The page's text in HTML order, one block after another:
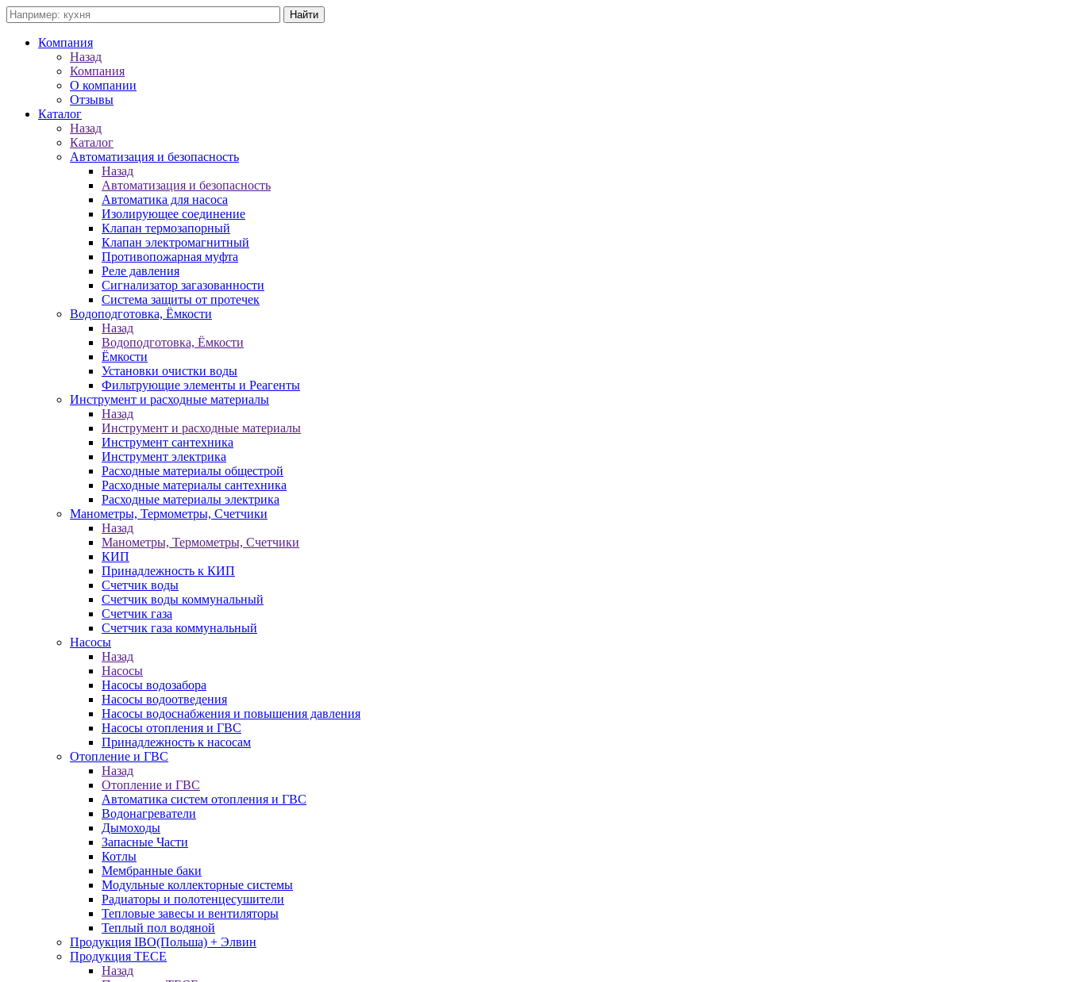
Компания
Назад
Компания
О компании
Отзывы
Каталог
Назад
Каталог
Автоматизация и безопасность
Назад
Автоматизация и безопасность
Автоматика для насоса
Изолирующее соединение
Клапан термозапорный
Клапан электромагнитный
Противопожарная муфта
Реле давления
Сигнализатор загазованности
Система защиты от протечек
Водоподготовка, Ёмкости
Назад
Водоподготовка, Ёмкости
Ёмкости
Установки очистки воды
Фильтрующие элементы и Реагенты
Инструмент и расходные материалы
Назад
Инструмент и расходные материалы
Инструмент сантехника
Инструмент электрика
Расходные материалы общестрой
Расходные материалы сантехника
Расходные материалы электрика
Манометры, Термометры, Счетчики
Назад
Манометры, Термометры, Счетчики
КИП
Принадлежность к КИП
Счетчик воды
Счетчик воды коммунальный
Счетчик газа
Счетчик газа коммунальный
Насосы
Назад
Насосы
Насосы водозабора
Насосы водоотведения
Насосы водоснабжения и повышения давления
Насосы отопления и ГВС
Принадлежность к насосам
Отопление и ГВС
Назад
Отопление и ГВС
Автоматика систем отопления и ГВС
Водонагреватели
Дымоходы
Запасные Части
Котлы
Мембранные баки
Модульные коллекторные системы
Радиаторы и полотенцесушители
Тепловые завесы и вентиляторы
Теплый пол водяной
Продукция IBO(Польша) + Элвин
Продукция TECE
Назад